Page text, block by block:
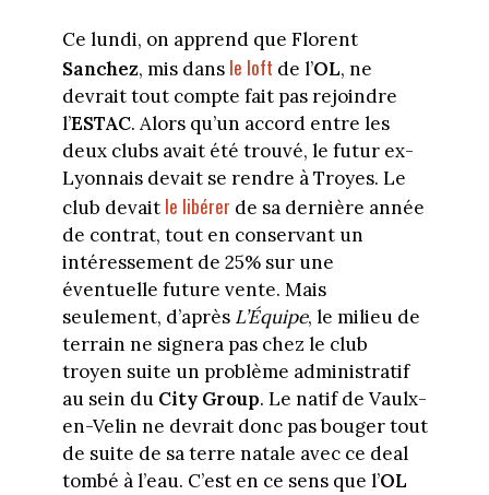
Ce lundi, on apprend que Florent
Sanchez, mis dans le loft de l’OL, ne
devrait tout compte fait pas rejoindre
l’ESTAC. Alors qu’un accord entre les
deux clubs avait été trouvé, le futur ex-
Lyonnais devait se rendre à Troyes. Le
club devait le libérer de sa dernière année
de contrat, tout en conservant un
intéressement de 25% sur une
éventuelle future vente. Mais
seulement, d’après L’Équipe, le milieu de
terrain ne signera pas chez le club
troyen suite un problème administratif
au sein du City Group. Le natif de Vaulx-
en-Velin ne devrait donc pas bouger tout
de suite de sa terre natale avec ce deal
tombé à l’eau. C’est en ce sens que l’OL